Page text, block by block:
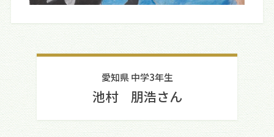
愛知県 中学3年生
池村 朋浩さん